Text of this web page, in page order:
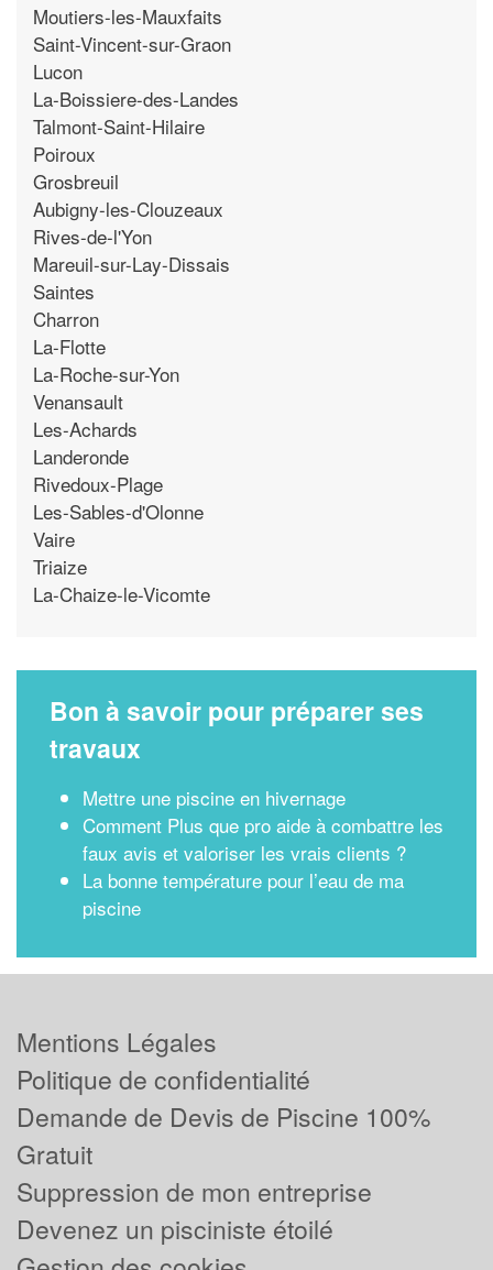
Moutiers-les-Mauxfaits
Saint-Vincent-sur-Graon
Lucon
La-Boissiere-des-Landes
Talmont-Saint-Hilaire
Poiroux
Grosbreuil
Aubigny-les-Clouzeaux
Rives-de-l'Yon
Mareuil-sur-Lay-Dissais
Saintes
Charron
La-Flotte
La-Roche-sur-Yon
Venansault
Les-Achards
Landeronde
Rivedoux-Plage
Les-Sables-d'Olonne
Vaire
Triaize
La-Chaize-le-Vicomte
Bon à savoir pour préparer ses
travaux
Mettre une piscine en hivernage
Comment Plus que pro aide à combattre les
faux avis et valoriser les vrais clients ?
La bonne température pour l’eau de ma
piscine
Mentions Légales
Politique de confidentialité
Demande de Devis de Piscine 100%
Gratuit
Suppression de mon entreprise
Devenez un pisciniste étoilé